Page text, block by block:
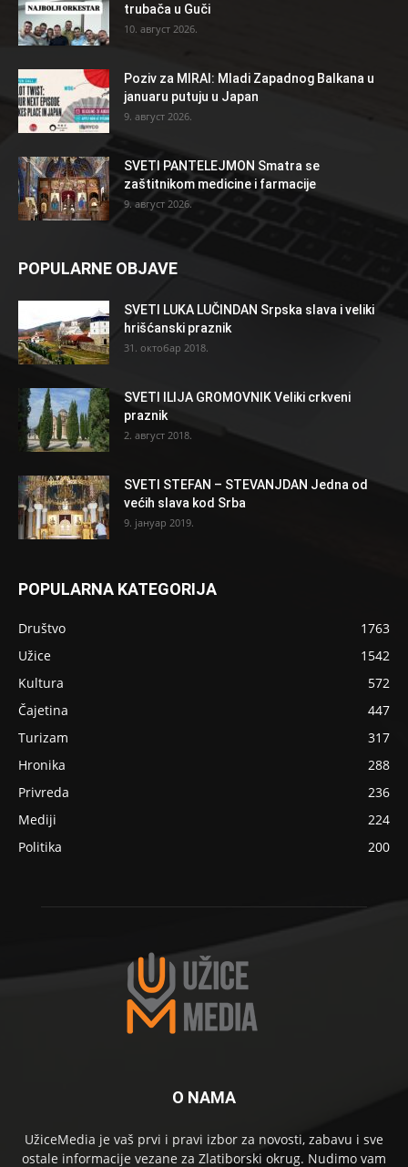
trubača u Guči
10. август 2026.
Poziv za MIRAI: Mladi Zapadnog Balkana u
januaru putuju u Japan
9. август 2026.
SVETI PANTELEJMON Smatra se
zaštitnikom medicine i farmacije
9. август 2026.
POPULARNE OBJAVE
SVETI LUKA LUČINDAN Srpska slava i veliki
hrišćanski praznik
31. октобар 2018.
SVETI ILIJA GROMOVNIK Veliki crkveni
praznik
2. август 2018.
SVETI STEFAN – STEVANJDAN Jedna od
većih slava kod Srba
9. јануар 2019.
POPULARNA KATEGORIJA
Društvo
1763
Užice
1542
Kultura
572
Čajetina
447
Turizam
317
Hronika
288
Privreda
236
Mediji
224
Politika
200
O NAMA
UžiceMedia je vaš prvi i pravi izbor za novosti, zabavu i sve
ostale informacije vezane za Zlatiborski okrug. Nudimo vam